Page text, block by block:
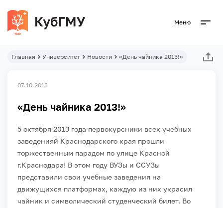
Меню
Главная Университет Новости «День чайника 2013!»
07.10.2013
«День чайника 2013!»
5 октября 2013 года первокурсники всех учебных
заведенияй Краснодарского края прошли
торжественным парадом по улице Красной
г.Краснодара! В этом году ВУЗы и ССУЗы
представили свои учебные заведения на
движущихся платформах, каждую из них украсил
чайник и символический студенческий билет. Во